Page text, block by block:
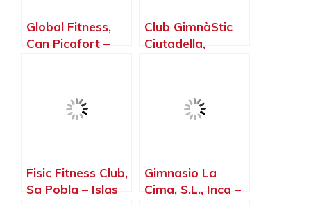
Global Fitness,
Can Picafort –
Club GimnàStic
Ciutadella,
Fisic Fitness Club,
Sa Pobla – Islas
Gimnasio La
Cima, S.L., Inca –